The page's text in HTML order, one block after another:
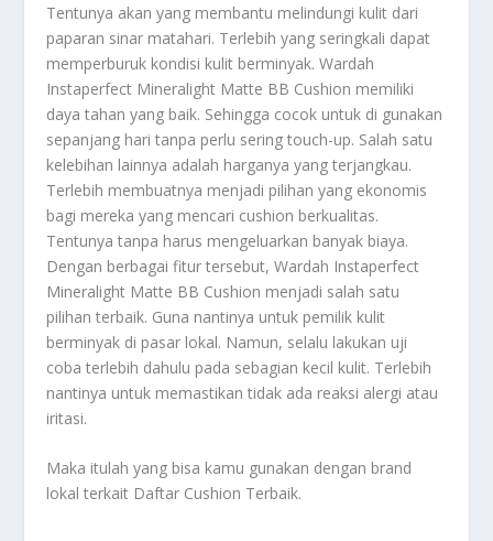
Tentunya akan yang membantu melindungi kulit dari
paparan sinar matahari. Terlebih yang seringkali dapat
memperburuk kondisi kulit berminyak. Wardah
Instaperfect Mineralight Matte BB Cushion memiliki
daya tahan yang baik. Sehingga cocok untuk di gunakan
sepanjang hari tanpa perlu sering touch-up. Salah satu
kelebihan lainnya adalah harganya yang terjangkau.
Terlebih membuatnya menjadi pilihan yang ekonomis
bagi mereka yang mencari cushion berkualitas.
Tentunya tanpa harus mengeluarkan banyak biaya.
Dengan berbagai fitur tersebut, Wardah Instaperfect
Mineralight Matte BB Cushion menjadi salah satu
pilihan terbaik. Guna nantinya untuk pemilik kulit
berminyak di pasar lokal. Namun, selalu lakukan uji
coba terlebih dahulu pada sebagian kecil kulit. Terlebih
nantinya untuk memastikan tidak ada reaksi alergi atau
iritasi.
Maka itulah yang bisa kamu gunakan dengan brand
lokal terkait Daftar Cushion Terbaik.